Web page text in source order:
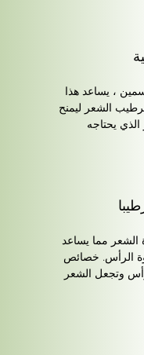
، يساعد هذا
الشعر ليمنح
يحتاجه
الشعر مما يساعد
الرأس. خصائص
وتجعل الشعر